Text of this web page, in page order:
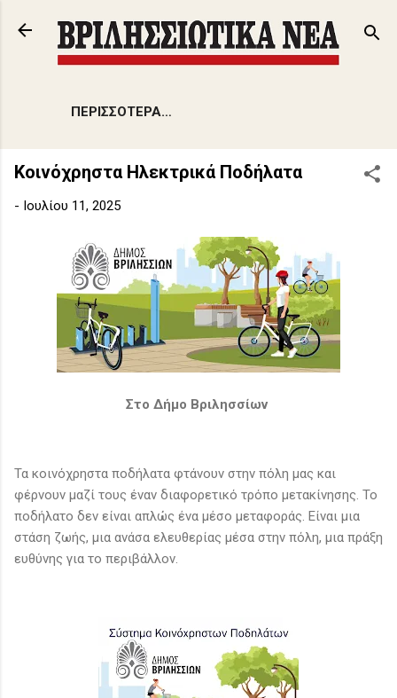
Μετάβαση στο κύριο περιεχόμενο
ΠΕΡΙΣΣΌΤΕΡΑ…
Κοινόχρηστα Ηλεκτρικά Ποδήλατα
- Ιουλίου 11, 2025
Στο Δήμο Βριλησσίων
Τα κοινόχρηστα ποδήλατα φτάνουν στην πόλη μας και
φέρνουν μαζί τους έναν διαφορετικό τρόπο μετακίνησης. Το
ποδήλατο δεν είναι απλώς ένα μέσο μεταφοράς. Είναι μια
στάση ζωής, μια ανάσα ελευθερίας μέσα στην πόλη, μια πράξη
ευθύνης για το περιβάλλον.